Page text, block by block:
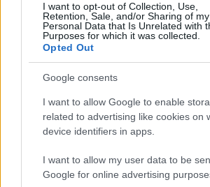
I want to opt-out of Collection, Use,
Retention, Sale, and/or Sharing of my
Personal Data that Is Unrelated with
Purposes for which it was collected.
Opted Out
Google consents
I want to allow Google to enable
related to advertising like cookies on
device identifiers in apps.
I want to allow my user data to be
Google for online advertising
HÍRADÓ #KÜLFÖLD #
WILL SMITH # OSCAR-GÁLA #TOP
Népszerű